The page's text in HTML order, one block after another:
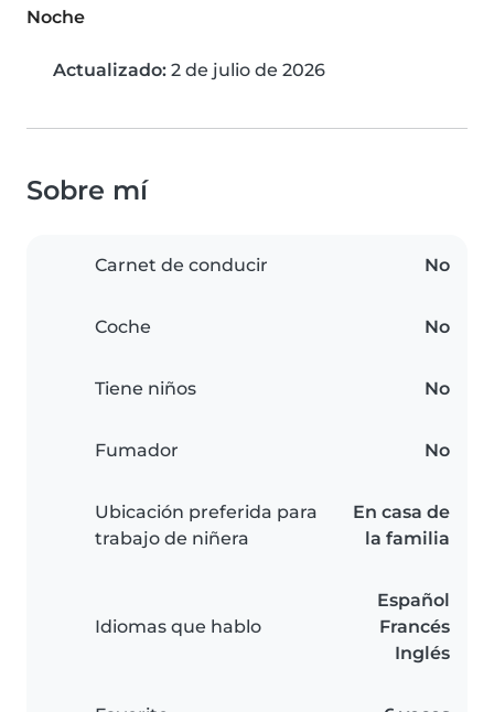
Noche
Actualizado: 2 de julio de 2026
Sobre mí
Carnet de conducir No
Coche No
Tiene niños No
Fumador No
Ubicación preferida para
trabajo de niñera
En casa de
la familia
Idiomas que hablo
Español
Francés
Inglés